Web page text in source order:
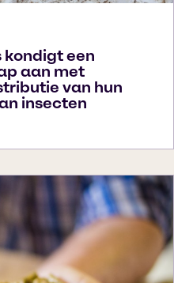
een
aan met
van hun
insecten